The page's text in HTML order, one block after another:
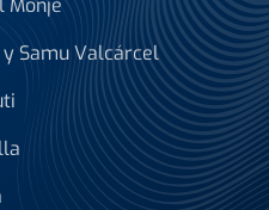
y Samu Valcárcel